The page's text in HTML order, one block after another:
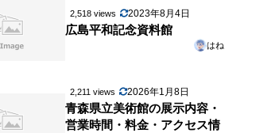
2,518 views 2023年8月4日
広島平和記念資料館
はね
2,211 views 2026年1月8日
青森県立美術館の展示内容・
営業時間・料金・アクセス情